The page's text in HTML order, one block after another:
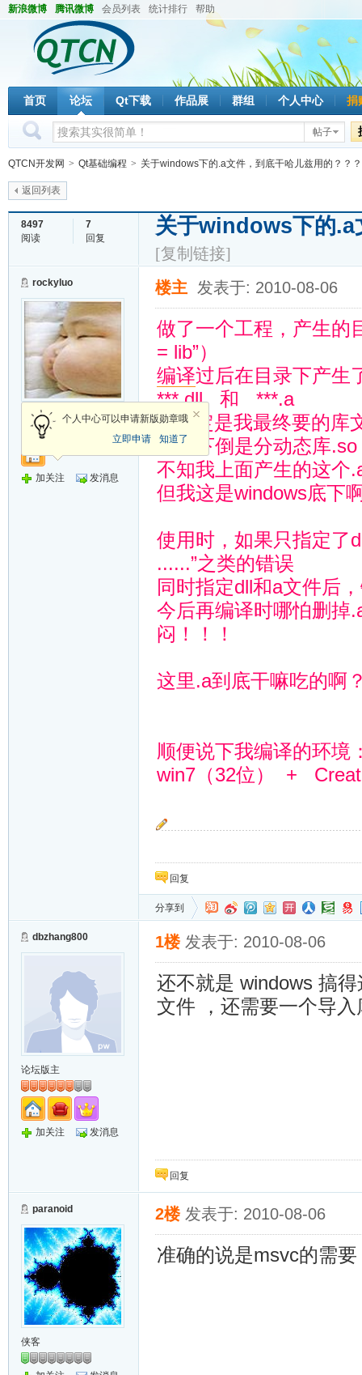
新浪微博 腾讯微博 会员列表 统计排行 帮助
首页 论坛 Qt下载 作品展 群组 个人中心 捐
帖子
QTCN开发网 > Qt基础编程 > 关于windows下的.a文件，到底干哈儿兹用的？？？
返回列表
8497
阅读
7
回复
关于windows下的.a
[复制链接]
rockyluo
侠客
个人中心可以申请新版勋章哦
立即申请
知道了
加关注 发消息
楼主 发表于: 2010-08-06
做了一个工程，产生的
= lib”）
编译过后在目录下产生
***.dll 和 ***.a
dll肯定是我最终要的库
linux下倒是分动态库
不知我上面产生的这个
但我这是windows底
使用时，如果只指定了
......”之类的错误
同时指定dll和a文件后
今后再编译时哪怕删
闷！！！
这里.a到底干嘛吃的啊
顺便说下我编译的环境
win7（32位） +
回复
分享到
dbzhang800
论坛版主
加关注 发消息
1楼 发表于: 2010-08-06
还不就是 windows 搞
文件 ，还需要一个导入
回复
paranoid
侠客
2楼 发表于: 2010-08-06
准确的说是msvc的需